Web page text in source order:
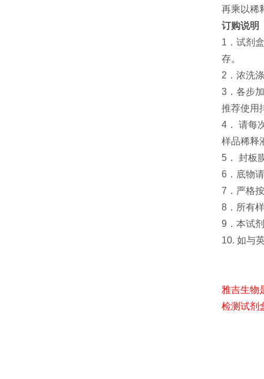
再乘以稀
订购说明
1．试剂
存。
2．浓洗
3．各步
推荐使用
4． 请每
样品稀释
5． 封板
6．底物
7．严格
8．所有
9．本试
10. 如与
雅吉生物
检测试剂